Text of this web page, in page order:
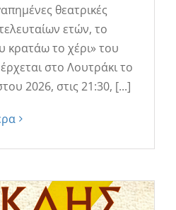
θεατρικές
ετών, το
κρατάω το χέρι» του
στο Λουτράκι το
2026, στις 21:30, [...]